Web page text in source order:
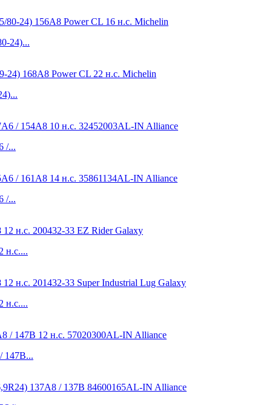
24)...
/...
/...
н.с....
н.с....
147B...